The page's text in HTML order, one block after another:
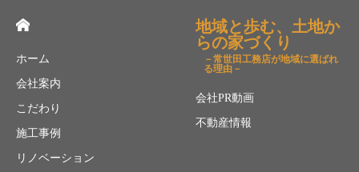
ホーム
会社案内
こだわり
施工事例
リノベーション
地域と歩む、土地か
らの家づくり
－常世田工務店が地域に選ばれ
る理由－
会社PR動画
不動産情報